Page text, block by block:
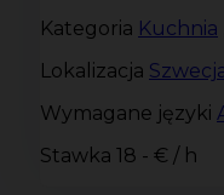
Kategoria Kuchnia
Lokalizacja
Wymagane języki
Stawka 18 - € / h